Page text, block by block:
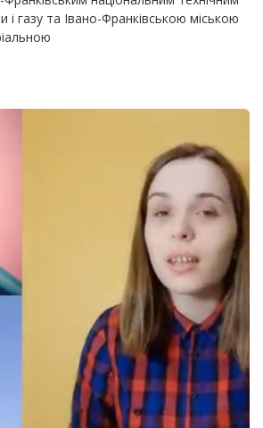
і газу та Івано-Франківською міською